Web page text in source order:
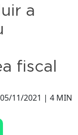
a
fiscal
11/2021 | 4 MIN